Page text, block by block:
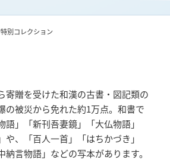
特別コレクション
寄贈を受けた和漢の古書・図記類の
の被災から免れた約1万点。和書で
語」「新刊吾妻鏡」「大仏物語」
や、「百人一首」「はちかづき」
納言物語」などの写本があります。